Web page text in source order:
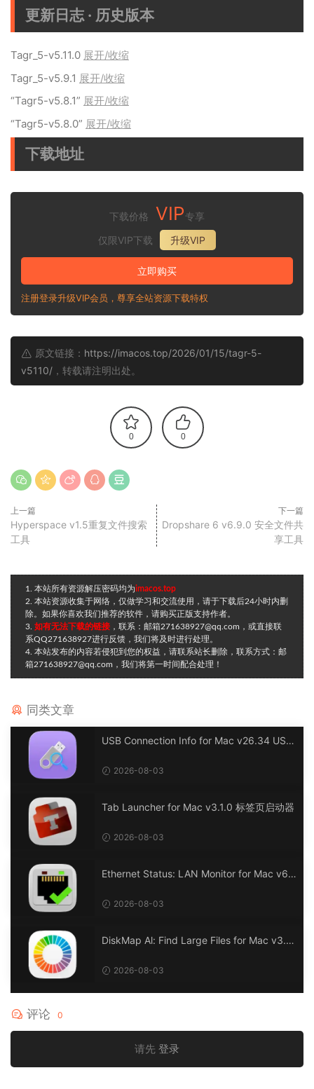
更新日志 · 历史版本
Tagr_5-v5.11.0 展开/收缩
Tagr_5-v5.9.1 展开/收缩
“Tagr5-v5.8.1” 展开/收缩
“Tagr5-v5.8.0” 展开/收缩
下载地址
下载价格 VIP专享
仅限VIP下载
升级VIP
立即购买
注册登录升级VIP会员，尊享全站资源下载特权
原文链接： https://imacos.top/2026/01/15/tagr-5-
v5110/ ，转载请注明出处。
0 0
上一篇
Hyperspace v1.5重复文件搜索
工具
下一篇
Dropshare 6 v6.9.0 安全文件共
享工具
1. 本站所有资源解压密码均为imacos.top
2. 本站资源收集于网络，仅做学习和交流使用，请于下载后24小时内删
除。如果你喜欢我们推荐的软件，请购买正版支持作者。
3. 如有无法下载的链接 ，联系：邮箱271638927@qq.com，或直接联
系QQ271638927进行反馈，我们将及时进行处理。
4. 本站发布的内容若侵犯到您的权益，请联系站长删除，联系方式：邮
箱271638927@qq.com，我们将第一时间配合处理！
同类文章
USB Connection Info for Mac v26.34 USB
2026-08-03
Tab Launcher for Mac v3.1.0 标签页启动器
2026-08-03
Ethernet Status: LAN Monitor for Mac v6.
2026-08-03
DiskMap Al: Find Large Files for Mac v3.1
2026-08-03
评论 0
请先 登录